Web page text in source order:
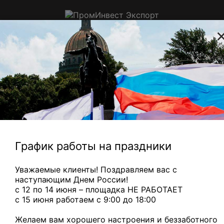
ПромИнвестЭкспорт
Приём цветного, электронного и
ювелирного лома в Санкт-
Петербурге
с медной трубкой— 310 ₽/кг Медный микс — 880 ₽/кг
Главная Аккумуляторы
Сдать эбонитовые
Эбонитовые аккумуляторы
Эбонитовые аккумуляторы - это тип свинцово-
кислотных батарей, где эбонит (твердый полимер,
производимый из натурального или
синтетического каучука) используется в качестве
материала для корпуса. Эти аккумуляторы нашли
График работы на праздники
Уважаемые клиенты! Поздравляем вас с
наступающим Днем России!
с 12 по 14 июня – площадка НЕ РАБОТАЕТ
c 15 июня работаем с 9:00 до 18:00
Желаем вам хорошего настроения и беззаботного